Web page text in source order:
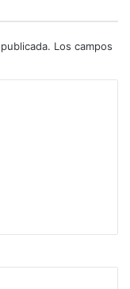
Los campos